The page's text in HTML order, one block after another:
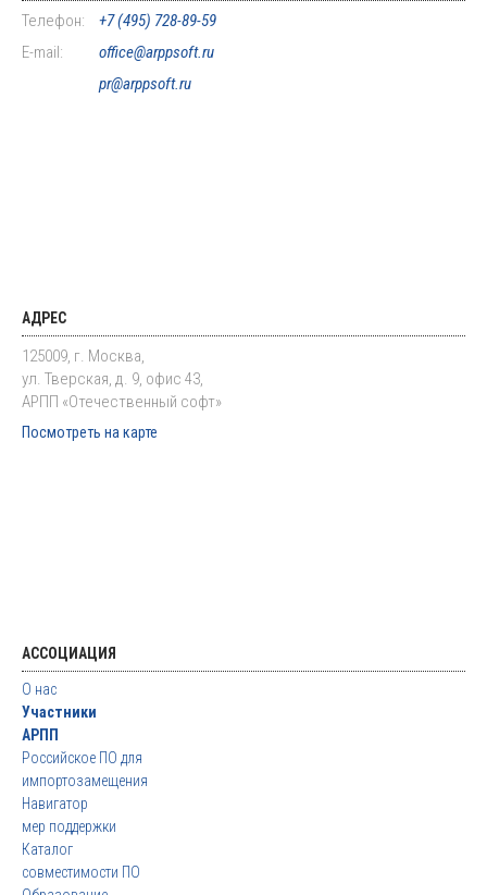
Телефон:
+7 (495) 728-89-59
E-mail:
office@arppsoft.ru
pr@arppsoft.ru
АДРЕС
125009, г. Москва,
ул. Тверская, д. 9, офис 43,
АРПП «Отечественный софт»
Посмотреть на карте
АССОЦИАЦИЯ
О нас
Участники
АРПП
Российское ПО для
импортозамещения
Навигатор
мер поддержки
Каталог
совместимости ПО